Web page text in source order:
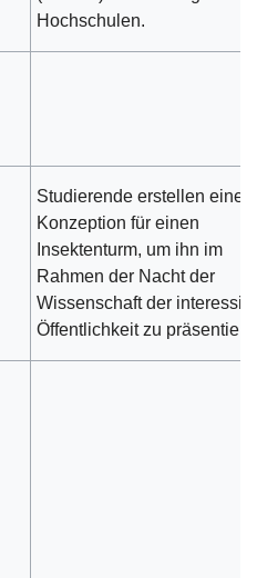
Hochschulen.
Studierende erstellen eine
Konzeption für einen
Insektenturm, um ihn im
Rahmen der Nacht der
Wissenschaft der
Öffentlichkeit zu